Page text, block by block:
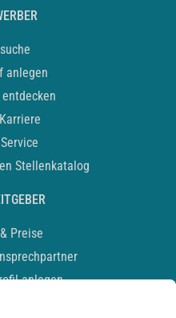
anlegen
Stellenkatalog
Preise
anlegen